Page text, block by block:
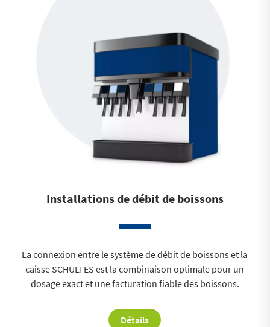
Installations de débit de boissons
La connexion entre le système de débit de boissons et la
caisse SCHULTES est la combinaison optimale pour un
dosage exact et une facturation fiable des boissons.
Détails